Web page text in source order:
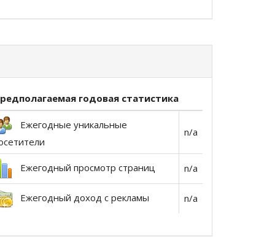
годовая статистика
Ежегодные уникальные
n/a
Ежегодный просмотр страниц n/a
Ежегодный доход с рекламы n/a